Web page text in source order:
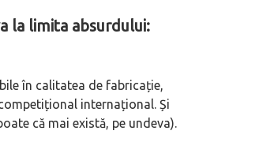
la limita absurdului:
în calitatea de fabricație,
internațional. Și
că mai există, pe undeva).